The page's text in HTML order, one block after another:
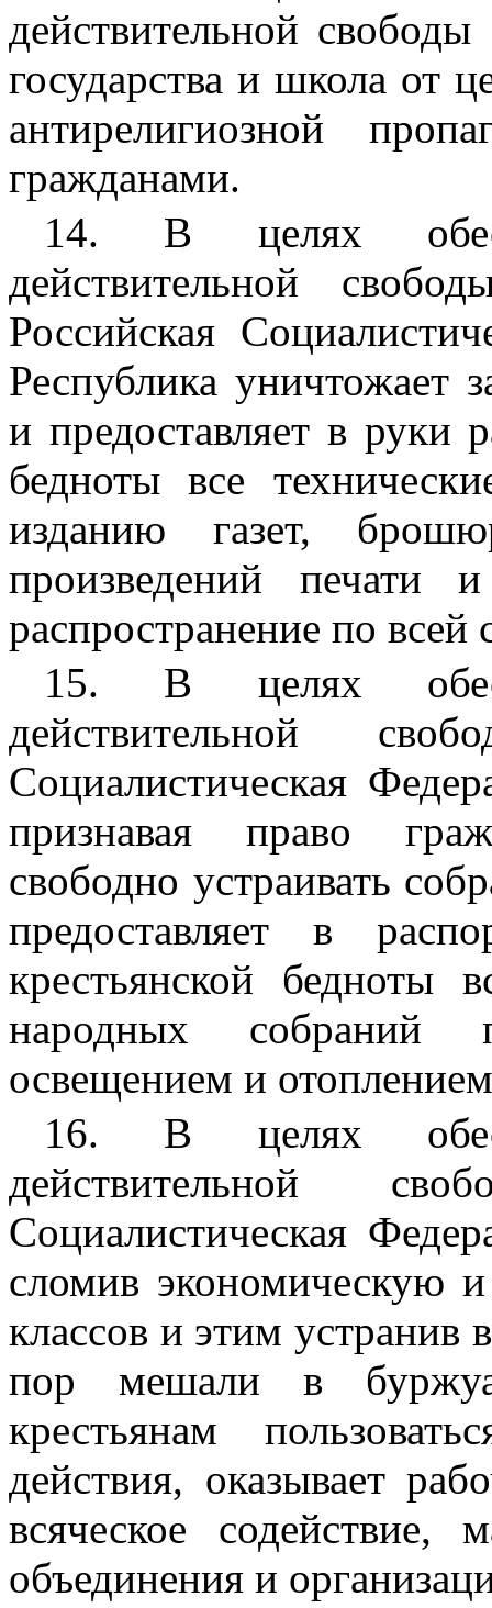
действительной свободы
государства и школа от
антирелигиозной
гражданами.
14. В целях
действительной
Российская
Республика уничтожает
и предоставляет в руки
бедноты все
изданию газет,
произведений печати
распространение по всей
15. В целях
действительной
Социалистическая
признавая право
свободно устраивать
предоставляет в
крестьянской бедноты
народных собраний
освещением и
16. В целях
действительной
Социалистическая
сломив экономическую
классов и этим устранив
пор мешали в
крестьянам
действия, оказывает
всяческое
объединения и